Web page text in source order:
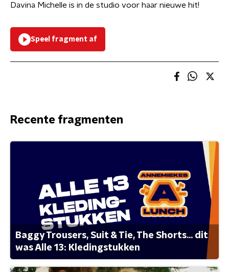
Davina Michelle is in de studio voor haar nieuwe hit!
Speel fragment af
Recente fragmenten
Baggy Trousers, Suit & Tie, The Shorts... dit
was Alle 13: Kledingstukken